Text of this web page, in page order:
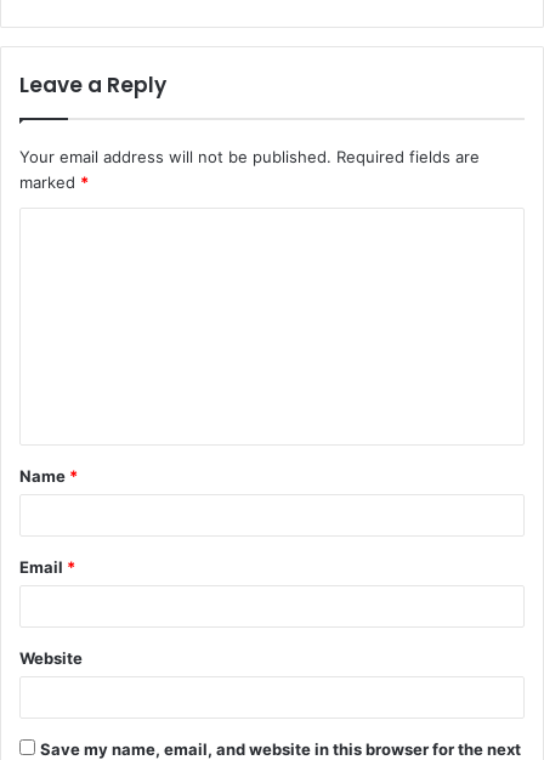
Leave a Reply
Your email address will not be published. Required fields are
marked *
Name *
Email *
Website
Save my name, email, and website in this browser for the next